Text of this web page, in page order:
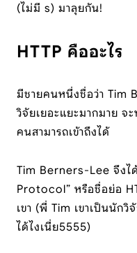
(ไม่มี s) มาลุยกัน!
HTTP คืออะไร
มีชายคนหนึ่งชื่อว่า Tim
วิจัยเยอะแยะมากมาย จะ
คนสามารถเข้าถึงได้
Tim Berners-Lee จึง
Protocol” หรือชื่อย่อ
เขา (พี่ Tim เขาเป็นนัก
ได้ไงเนี่ย5555)